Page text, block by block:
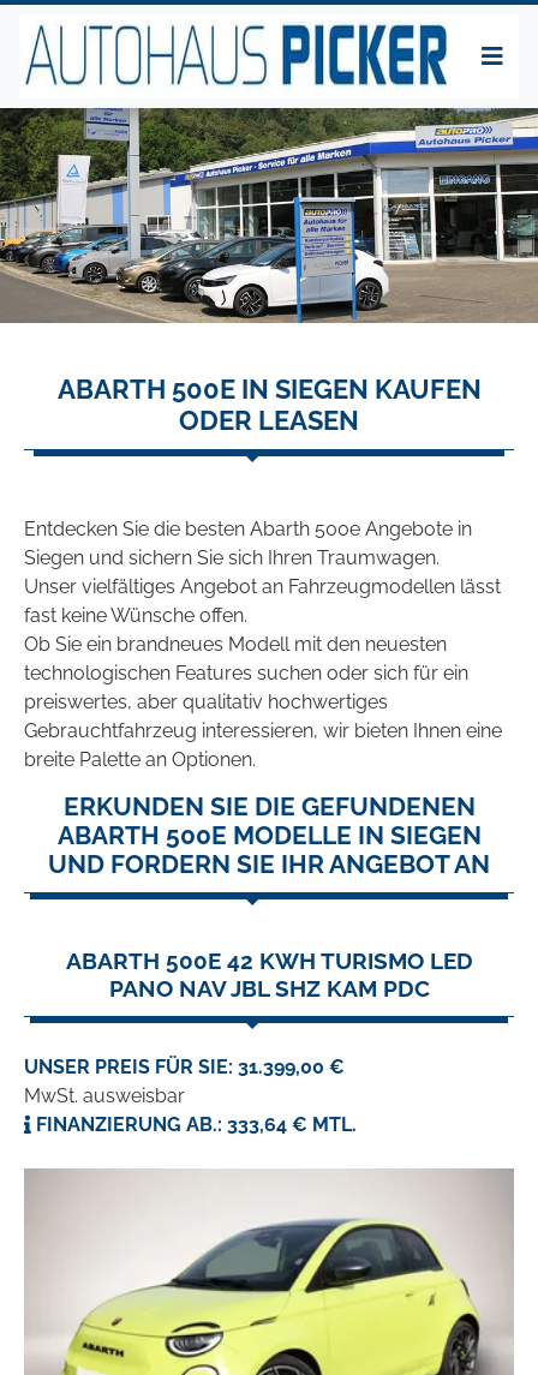
ABARTH 500E IN SIEGEN KAUFEN
ODER LEASEN
Entdecken Sie die besten Abarth 500e Angebote in
Siegen und sichern Sie sich Ihren Traumwagen.
Unser vielfältiges Angebot an Fahrzeugmodellen lässt
fast keine Wünsche offen.
Ob Sie ein brandneues Modell mit den neuesten
technologischen Features suchen oder sich für ein
preiswertes, aber qualitativ hochwertiges
Gebrauchtfahrzeug interessieren, wir bieten Ihnen eine
breite Palette an Optionen.
ERKUNDEN SIE DIE GEFUNDENEN
ABARTH 500E MODELLE IN SIEGEN
UND FORDERN SIE IHR ANGEBOT AN
ABARTH 500E 42 KWH TURISMO LED
PANO NAV JBL SHZ KAM PDC
UNSER PREIS FÜR SIE: 31.399,00 €
MwSt. ausweisbar
FINANZIERUNG AB.: 333,64 € MTL.